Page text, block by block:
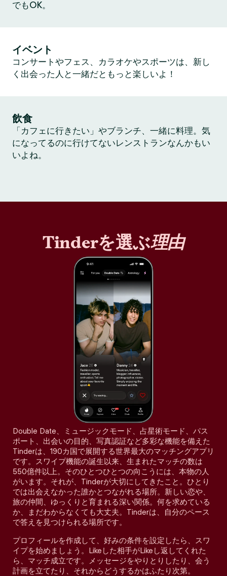
でもOK。
イベント
コンサートやフェス、カラオケやスポーツは、新し
く出会った人と一緒だともっと楽しいよ！
飲食
「カフェに行きたい」やブランチ、一緒に料理。気
になってるのに行けてないレンストランなんかもい
いよね。
Tinderを選ぶ理由
Double Date、ミュージックモード、占星術モード、パス
ポート、出会いの目的、写真認証など多彩な機能を備えた
Tinderは、190カ国で展開する世界最大のマッチングアプリ
です。スワイプ機能の誕生以来、生まれたマッチの数は
550億件以上。そのひとつひとつの向こうには、本物の人
がいます。それが、Tinderが大切にしてきたこと。ひとり
では出会えなかった誰かとつながれる場所。新しい恋や、
旅の仲間、ゆっくりと育まれる深い関係。何を求めている
か、まだわからなくても大丈夫。Tinderは、自分のペース
で答えを見つけられる場所です。
プロフィールを作成して、好みの条件を設定したら、スワ
イプを始めましょう。Likeした相手がLikeし返してくれた
ら、マッチ成立です。メッセージをやりとりしたり、会う
計画を立てたり、それからどうするかはふたり次第。